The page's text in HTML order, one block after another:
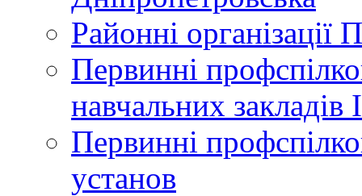
Районні організації
Первинні
навчальних закладів
Первинні
установ